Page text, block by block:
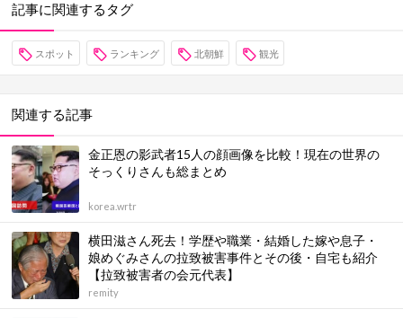
記事に関連するタグ
スポット ランキング 北朝鮮 観光
関連する記事
金正恩の影武者15人の顔画像を比較！現在の世界の
そっくりさんも総まとめ
korea.wrtr
横田滋さん死去！学歴や職業・結婚した嫁や息子・
娘めぐみさんの拉致被害事件とその後・自宅も紹介
【拉致被害者の会元代表】
remity